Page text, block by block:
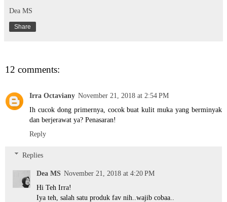
Dea MS
Share
12 comments:
Irra Octaviany November 21, 2018 at 2:54 PM
Ih cucok dong primernya, cocok buat kulit muka yang berminyak
dan berjerawat ya? Penasaran!
Reply
Replies
Dea MS November 21, 2018 at 4:20 PM
Hi Teh Irra!
Iya teh, salah satu produk fav nih..wajib cobaa..